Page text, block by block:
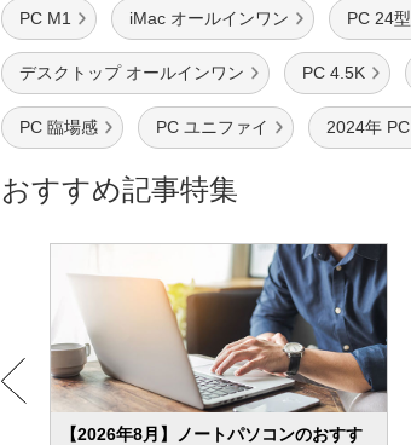
PC M1 iMac オールインワン PC 24型
デスクトップ オールインワン PC 4.5K
PC 臨場感 PC ユニファイ 2024年 PC
おすすめ記事特集
【2026年8月】ノートパソコンのおすす